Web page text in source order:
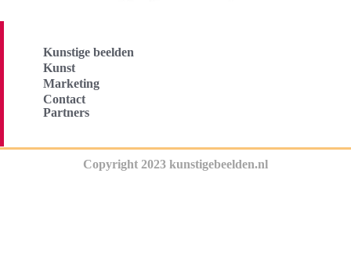
Kunstige beelden
Kunst
Marketing
Contact
Partners
Copyright 2023 kunstigebeelden.nl